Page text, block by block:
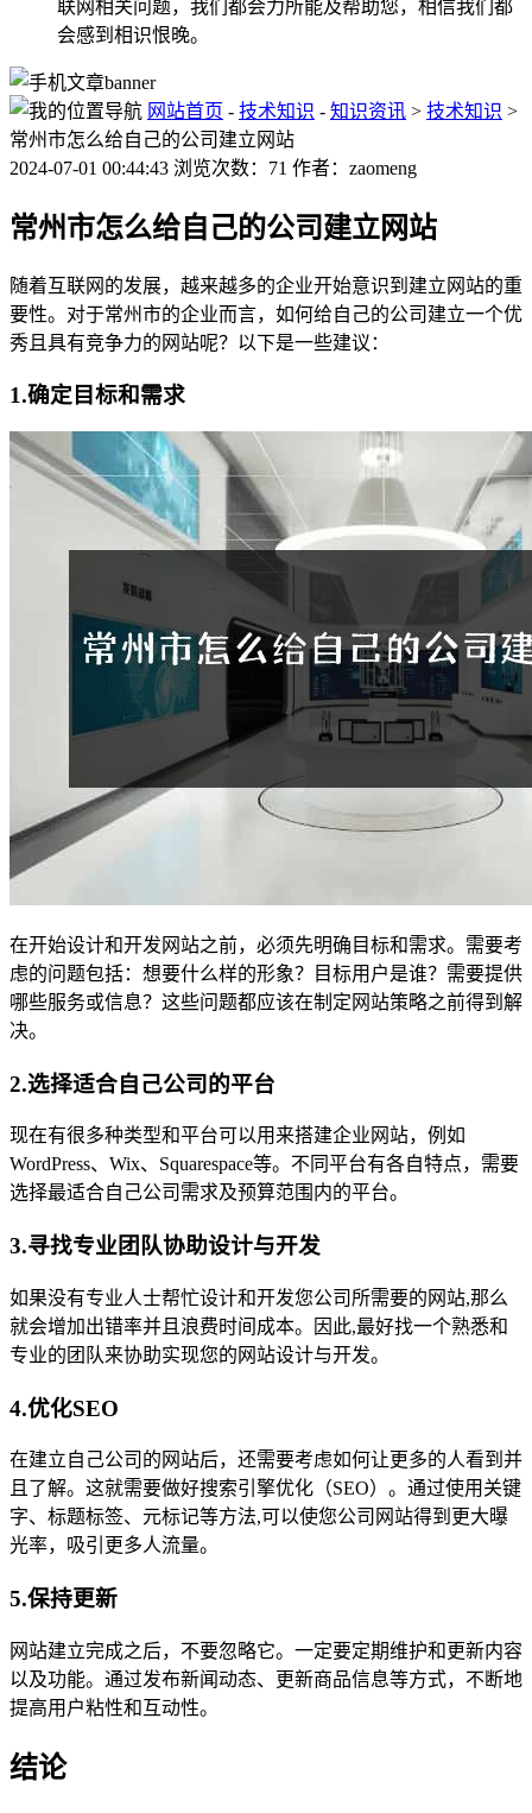
联网相关问题，我们都会力所能及帮助您，相信我们都
会感到相识恨晚。
网站首页 - 技术知识 - 知识资讯 > 技术知识 >
常州市怎么给自己的公司建立网站
2024-07-01 00:44:43 浏览次数：71 作者：zaomeng
常州市怎么给自己的公司建立网站
随着互联网的发展，越来越多的企业开始意识到建立网站的重
要性。对于常州市的企业而言，如何给自己的公司建立一个优
秀且具有竞争力的网站呢？以下是一些建议：
1.确定目标和需求
在开始设计和开发网站之前，必须先明确目标和需求。需要考
虑的问题包括：想要什么样的形象？目标用户是谁？需要提供
哪些服务或信息？这些问题都应该在制定网站策略之前得到解
决。
2.选择适合自己公司的平台
现在有很多种类型和平台可以用来搭建企业网站，例如
WordPress、Wix、Squarespace等。不同平台有各自特点，需要
选择最适合自己公司需求及预算范围内的平台。
3.寻找专业团队协助设计与开发
如果没有专业人士帮忙设计和开发您公司所需要的网站,那么
就会增加出错率并且浪费时间成本。因此,最好找一个熟悉和
专业的团队来协助实现您的网站设计与开发。
4.优化SEO
在建立自己公司的网站后，还需要考虑如何让更多的人看到并
且了解。这就需要做好搜索引擎优化（SEO）。通过使用关键
字、标题标签、元标记等方法,可以使您公司网站得到更大曝
光率，吸引更多人流量。
5.保持更新
网站建立完成之后，不要忽略它。一定要定期维护和更新内容
以及功能。通过发布新闻动态、更新商品信息等方式，不断地
提高用户粘性和互动性。
结论